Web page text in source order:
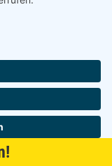
Fix (ø
(-)